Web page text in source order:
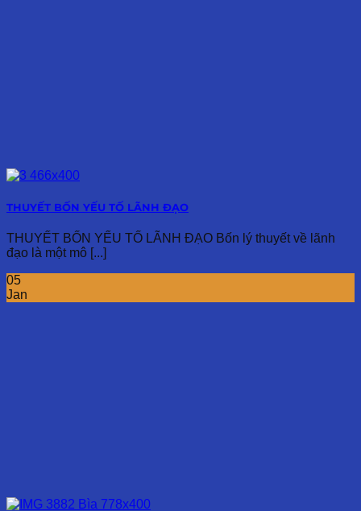
THUYẾT BỐN YẾU TỐ LÃNH ĐẠO
THUYẾT BỐN YẾU TỐ LÃNH ĐẠO Bốn lý thuyết về lãnh
đạo là một mô [...]
05
Jan